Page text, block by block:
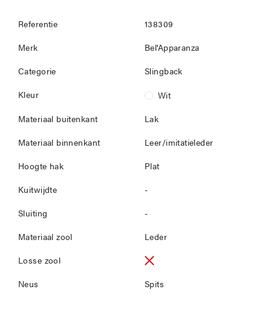
Referentie 138309
Merk Bel'Apparanza
Categorie Slingback
Kleur Wit
Materiaal buitenkant Lak
Materiaal binnenkant Leer/imitatieleder
Hoogte hak Plat
Kuitwijdte -
Sluiting -
Materiaal zool Leder
Losse zool
Neus Spits